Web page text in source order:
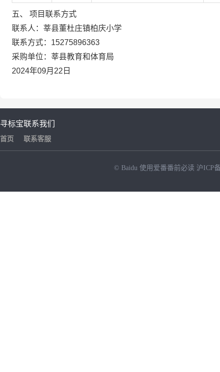
五、 项目联系方式
联系人：莘县董杜庄镇柏庆小学
联系方式：15275896363
采购单位：莘县教育和体育局
2024年09月22日
寻标宝
首页
联系我们
联系客服
© Baidu 使用爱番番前必读 沪ICP